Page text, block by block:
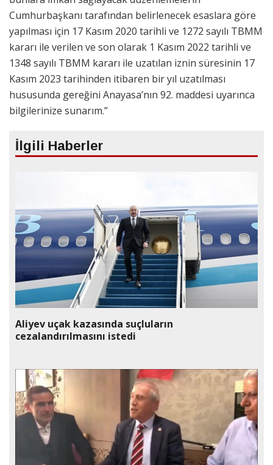
Cumhurbaşkanı tarafından belirlenecek esaslara göre
yapılması için 17 Kasım 2020 tarihli ve 1272 sayılı TBMM
kararı ile verilen ve son olarak 1 Kasım 2022 tarihli ve
1348 sayılı TBMM kararı ile uzatılan iznin süresinin 17
Kasım 2023 tarihinden itibaren bir yıl uzatılması
hususunda gereğini Anayasa’nın 92. maddesi uyarınca
bilgilerinize sunarım.”
İlgili Haberler
Aliyev uçak kazasında suçluların
cezalandırılmasını istedi